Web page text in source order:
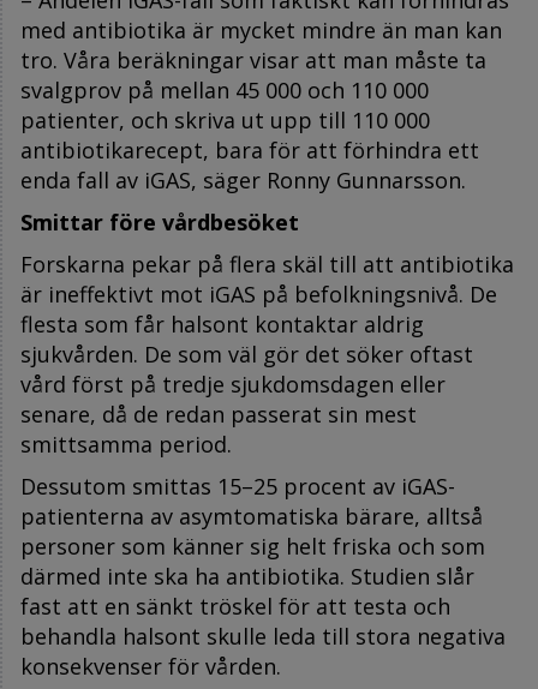
med antibiotika är mycket mindre än man kan
tro. Våra beräkningar visar att man måste ta
svalgprov på mellan 45 000 och 110 000
patienter, och skriva ut upp till 110 000
antibiotikarecept, bara för att förhindra ett
enda fall av iGAS, säger Ronny Gunnarsson.
Smittar före vårdbesöket
Forskarna pekar på flera skäl till att antibiotika
är ineffektivt mot iGAS på befolkningsnivå. De
flesta som får halsont kontaktar aldrig
sjukvården. De som väl gör det söker oftast
vård först på tredje sjukdomsdagen eller
senare, då de redan passerat sin mest
smittsamma period.
Dessutom smittas 15–25 procent av iGAS-
patienterna av asymtomatiska bärare, alltså
personer som känner sig helt friska och som
därmed inte ska ha antibiotika. Studien slår
fast att en sänkt tröskel för att testa och
behandla halsont skulle leda till stora negativa
konsekvenser för vården.